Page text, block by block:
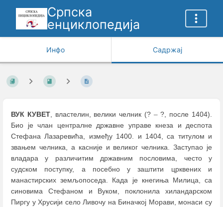
Српска
енциклопедија
Инфо Садржај
ВУК КУВЕТ, властелин, велики челник (? –?, после 1404).
Био је члан централне државне управе кнеза и деспота
Стефана Лазаревића, између 1400. и 1404, са титулом и
звањем челника, а касније и великог челника. Заступао је
владара у различитим државним пословима, често у
судском поступку, а посебно у заштити црквених и
манастирских земљопоседа. Када је кнегиња Милица, са
синовима Стефаном и Вуком, поклонила хиландарском
Пиргу у Хрусији село Ливочу на Биначкој Морави, монаси су